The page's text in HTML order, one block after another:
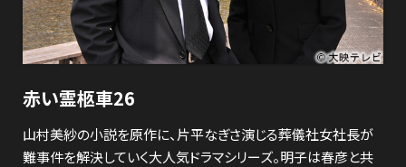
赤い霊柩車26
山村美紗の小説を原作に、片平なぎさ演じる葬儀社女社長が
難事件を解決していく大人気ドラマシリーズ。明子は春彦と共